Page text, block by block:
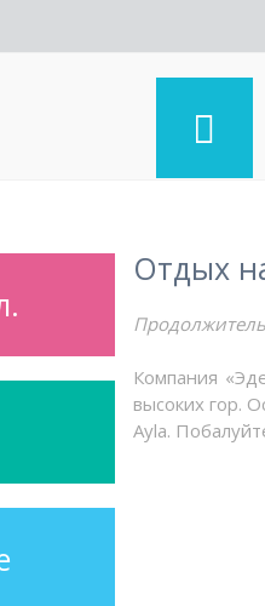
Отдых
Компания
высоких гор.
Ayla.